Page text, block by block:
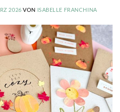
2026 VON ISABELLE FRANCHINA